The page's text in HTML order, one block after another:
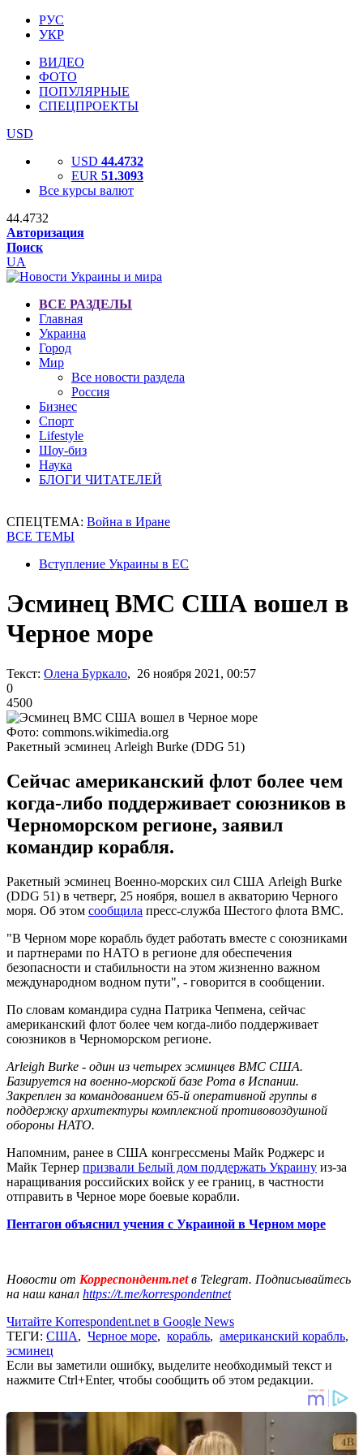
РУС
УКР
ВИДЕО
ФОТО
ПОПУЛЯРНЫЕ
СПЕЦПРОЕКТЫ
USD
USD 44.4732
EUR 51.3093
Все курсы валют
44.4732
Авторизация
Поиск
UA
ВСЕ РАЗДЕЛЫ
Главная
Украина
Город
Мир
Все новости раздела
Россия
Бизнес
Спорт
Lifestyle
Шоу-биз
Наука
БЛОГИ ЧИТАТЕЛЕЙ
СПЕЦТЕМА: Война в Иране
ВСЕ ТЕМЫ
Вступление Украины в ЕС
Эсминец ВМС США вошел в
Черное море
Текст: Олена Буркало, 26 ноября 2021, 00:57
0
4500
Фото: commons.wikimedia.org
Ракетный эсминец Arleigh Burke (DDG 51)
Сейчас американский флот более чем
когда-либо поддерживает союзников в
Черноморском регионе, заявил
командир корабля.
Ракетный эсминец Военно-морских сил США Arleigh Burke
(DDG 51) в четверг, 25 ноября, вошел в акваторию Черного
моря. Об этом сообщила пресс-служба Шестого флота ВМС.
"В Черном море корабль будет работать вместе с союзниками
и партнерами по НАТО в регионе для обеспечения
безопасности и стабильности на этом жизненно важном
международном водном пути", - говорится в сообщении.
По словам командира судна Патрика Чепмена, сейчас
американский флот более чем когда-либо поддерживает
союзников в Черноморском регионе.
Arleigh Burke - один из четырех эсминцев ВМС США.
Базируется на военно-морской базе Рота в Испании.
Закреплен за командованием 65-й оперативной группы в
поддержку архитектуры комплексной противовоздушной
обороны НАТО.
Напомним, ранее в США конгрессмены Майк Роджерс и
Майк Тернер призвали Белый дом поддержать Украину из-за
наращивания российских войск у ее границ, в частности
отправить в Черное море боевые корабли.
Пентагон объяснил учения с Украиной в Черном море
Новости от Корреспондент.netв Telegram. Подписывайтесь
на наш канал https://t.me/korrespondentnet
Читайте Korrespondent.net в Google News
ТЕГИ: США, Черное море, корабль, американский корабль,
эсминец
Если вы заметили ошибку, выделите необходимый текст и
нажмите Ctrl+Enter, чтобы сообщить об этом редакции.